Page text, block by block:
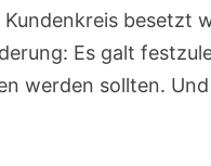
besetzt
Es galt
werden sollten.